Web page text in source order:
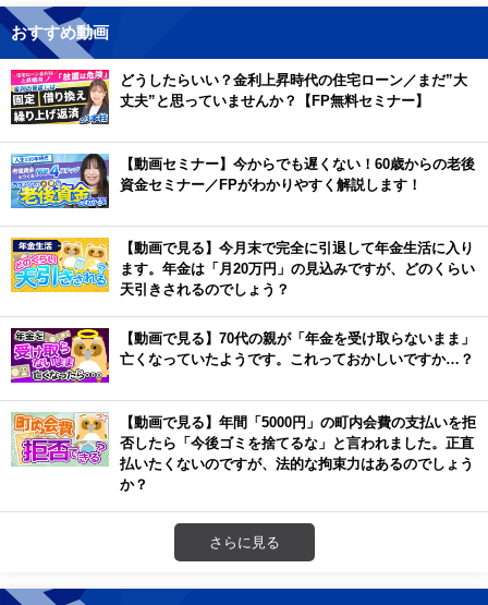
おすすめ動画
どうしたらいい？金利上昇時代の住宅ローン／まだ”大
丈夫”と思っていませんか？【FP無料セミナー】
【動画セミナー】今からでも遅くない！60歳からの老後
資金セミナー／FPがわかりやすく解説します！
【動画で見る】今月末で完全に引退して年金生活に入り
ます。年金は「月20万円」の見込みですが、どのくらい
天引きされるのでしょう？
【動画で見る】70代の親が「年金を受け取らないまま」
亡くなっていたようです。これっておかしいですか…？
【動画で見る】年間「5000円」の町内会費の支払いを拒
否したら「今後ゴミを捨てるな」と言われました。正直
払いたくないのですが、法的な拘束力はあるのでしょう
か？
さらに見る